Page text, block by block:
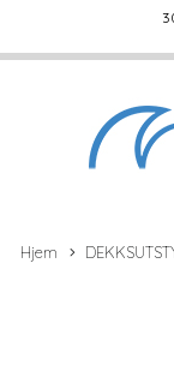
Hjem